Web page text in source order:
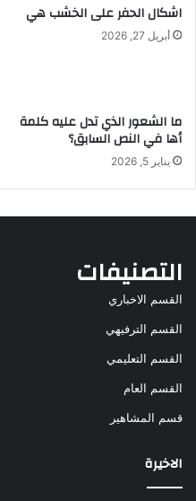
اشكال الحفر على الخشب هي
أبريل 27, 2026
ما الشعور الذي تدل عليه كلمة
أها في النص السابق؟
يناير 5, 2026
التصنيفات
القسم الاخباري
القسم الترفيهي
القسم التعليمي
القسم العام
قسم المشاهير
الاخيرة